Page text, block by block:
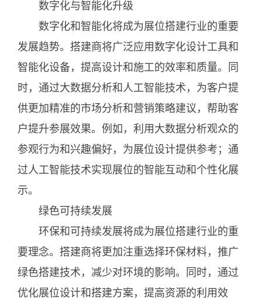
数字化与智能化升级
数字化和智能化将成为展位搭建行业的重要
发展趋势。搭建商将广泛应用数字化设计工具和
智能化设备，提高设计和施工的效率和质量。同
时，通过大数据分析和人工智能技术，为客户提
供更加精准的市场分析和营销策略建议，帮助客
户提升参展效果。例如，利用大数据分析观众的
参观行为和兴趣偏好，为展位设计提供参考；通
过人工智能技术实现展位的智能互动和个性化展
示。
绿色可持续发展
环保和可持续发展将成为展位搭建行业的重
要理念。搭建商将更加注重选择环保材料，推广
绿色搭建技术，减少对环境的影响。同时，通过
优化展位设计和搭建方案，提高资源的利用效